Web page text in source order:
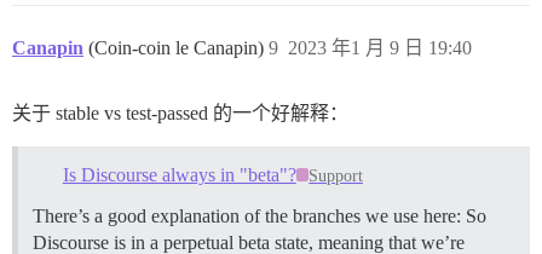
Canapin (Coin-coin le Canapin) 2023 年1 月 9 日 19:40
9
关于 stable vs test-passed 的一个好解释：
Is Discourse always in "beta"? Support
There’s a good explanation of the branches we use here: So
Discourse is in a perpetual beta state, meaning that we’re